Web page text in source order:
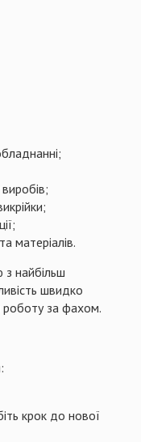
матеріалів.
найбільш
швидко
роботу за фахом.
крок до нової